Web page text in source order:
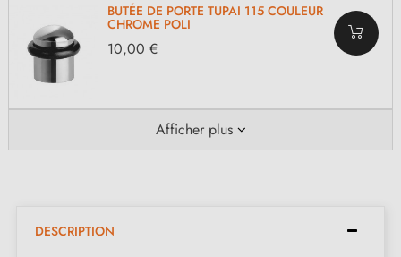
BUTÉE DE PORTE TUPAI 115 COULEUR
CHROME POLI
10,00 €
Afficher plus
DESCRIPTION